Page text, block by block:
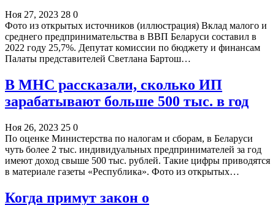
Ноя 27, 2023 28 0
Фото из открытых источников (иллюстрация) Вклад малого и
среднего предпринимательства в ВВП Беларуси составил в
2022 году 25,7%. Депутат комиссии по бюджету и финансам
Палаты представителей Светлана Бартош…
В МНС рассказали, сколько ИП
зарабатывают больше 500 тыс. в год
Ноя 26, 2023 25 0
По оценке Министерства по налогам и сборам, в Беларуси
чуть более 2 тыс. индивидуальных предпринимателей за год
имеют доход свыше 500 тыс. рублей. Такие цифры приводятся
в материале газеты «Республика». Фото из открытых…
Когда примут закон о